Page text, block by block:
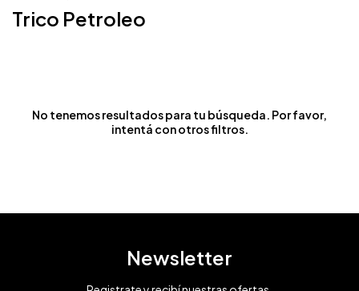
Trico Petroleo
No tenemos resultados para tu búsqueda. Por favor,
intentá con otros filtros.
Newsletter